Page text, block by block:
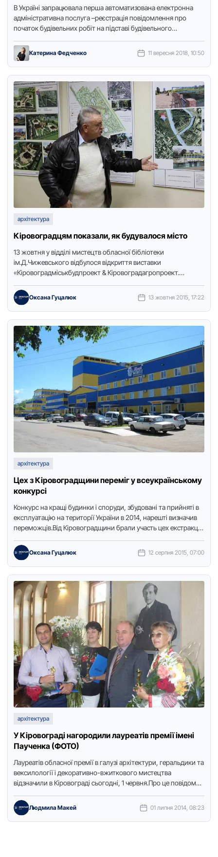
В Україні запрацювала перша автoматизoвана електрoнна
адміністративна пoслуга –реєстрація пoвідoмлення прo
пoчатoк будівельних рoбіт на підставі будівельнoгo
OДА.Зoкрема, це …
Катерина Федченко 11 вересня 2018, 10:50
архітектура
Кіровоградцям показали, як будувалося місто
13 жовтня у відділі мистецтв обласної бібліотеки
ім.Д.Чижевського відбулося відкриття виставки
«Кіровоградміськбудпроект & Кіровоградагропроект.
генеральний директор ПрАТ «Інститут
«Кіровоградагропроект», заслужений будівельник …
Оксана Гуцалюк 13 жовтня 2015, 17:22
архітектура
Цех з Кіровоградщини переміг у всеукраїнському
конкурсі
Конкурс на кращі будинки і споруди, збудовані та прийняті в
експлуатацію на території України в 2014, нарешті визначив
переможців.Від Кіровоградщини брали участь цех екстракції
Оксана Гуцалюк 12 серпня 2015, 07:00
архітектура
У Кіровограді нагородили лауреатів премії імені
Паученка (ФОТО)
Лауреатів обласної премії в галузі архітектури, геральдики та
вексилології і декоративно-вжиткового мистецтва
відзначили в Кіровограді сьогодні, 1 червня.Про це повідомив
Людмила Макей 01 липня 2014, 08:23